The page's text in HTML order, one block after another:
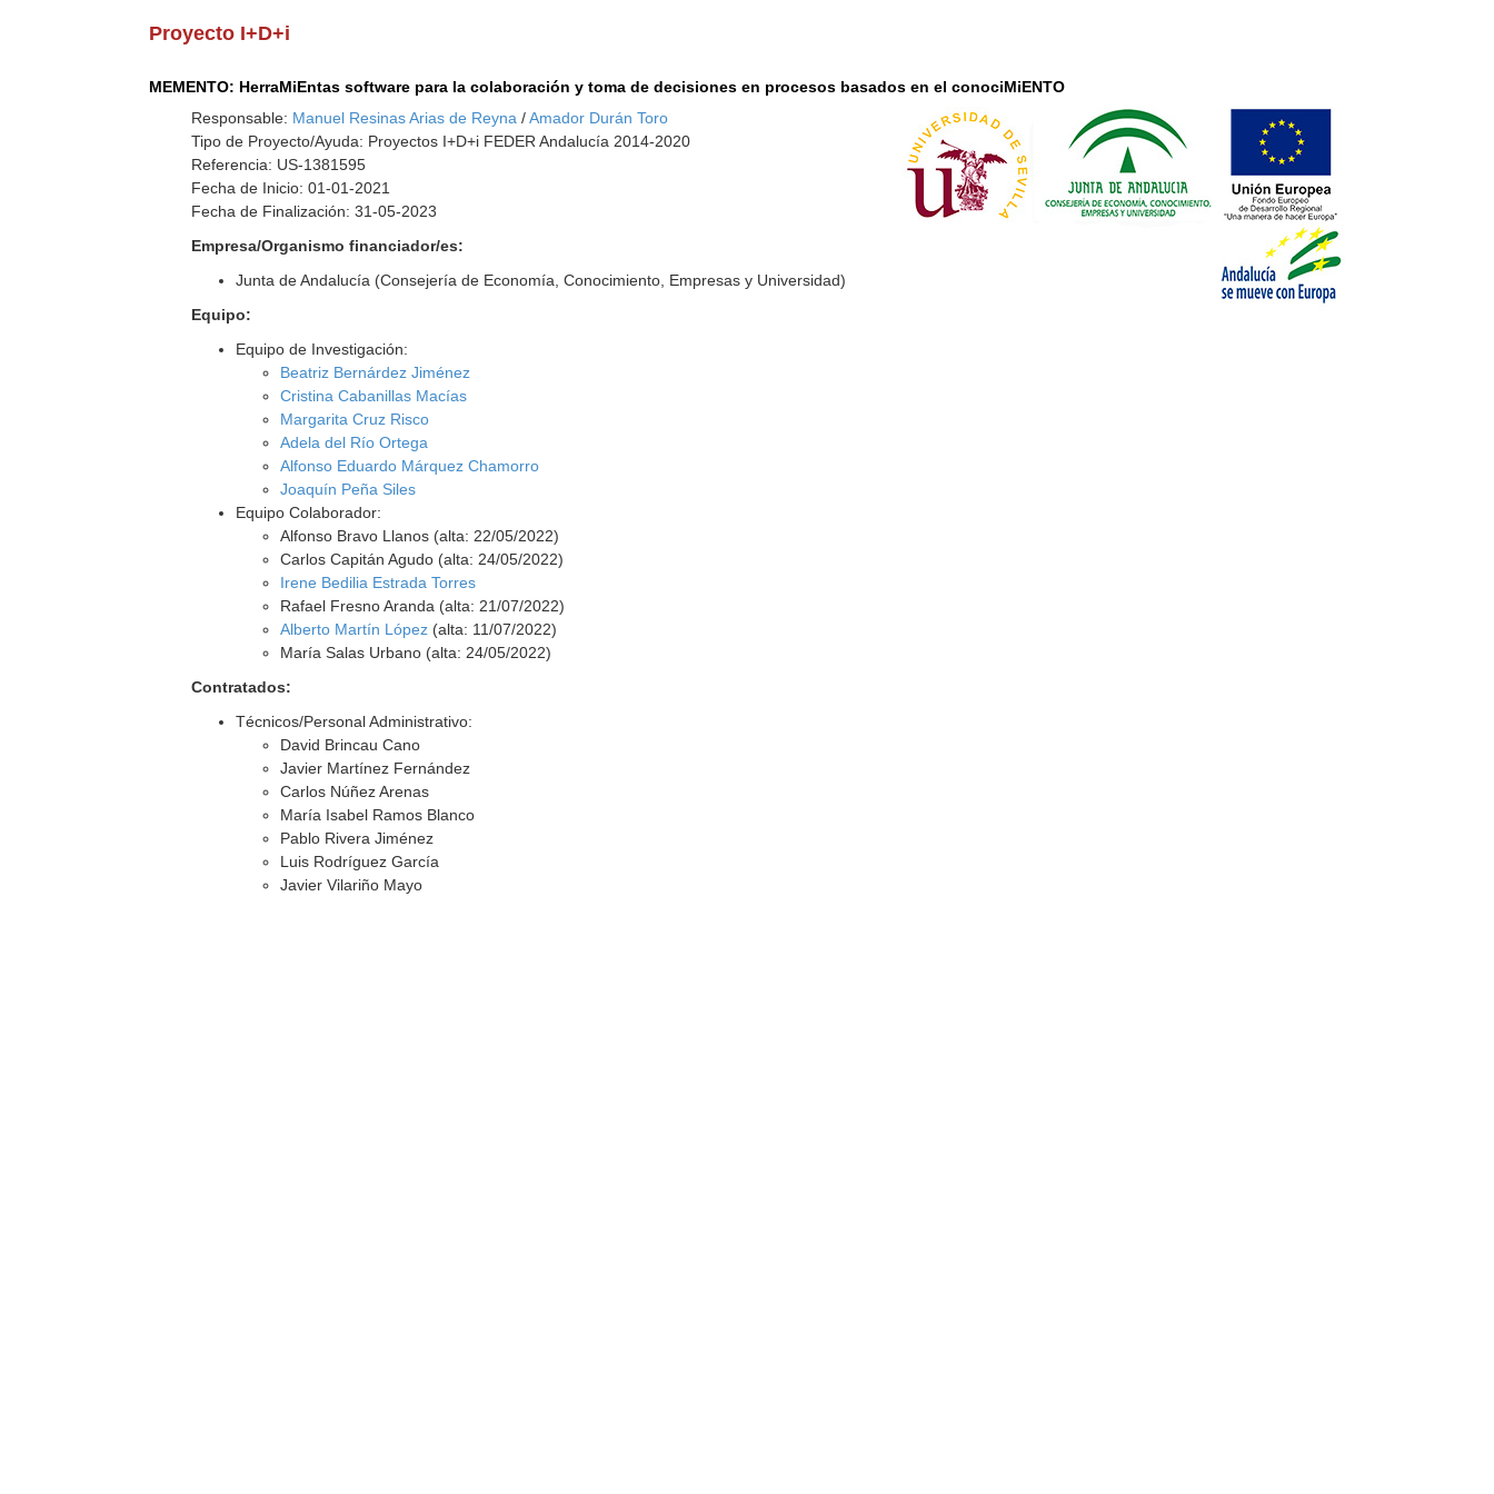
Proyecto I+D+i
MEMENTO: HerraMiEntas software para la colaboración y toma de decisiones en procesos basados en el conociMiENTO
Responsable: Manuel Resinas Arias de Reyna /Amador Durán Toro
Tipo de Proyecto/Ayuda: Proyectos I+D+i FEDER Andalucía 2014-2020
Referencia: US-1381595
Fecha de Inicio: 01-01-2021
Fecha de Finalización: 31-05-2023
Empresa/Organismo financiador/es:
Junta de Andalucía (Consejería de Economía, Conocimiento, Empresas y Universidad)
Equipo:
Equipo de Investigación:
Beatriz Bernárdez Jiménez
Cristina Cabanillas Macías
Margarita Cruz Risco
Adela del Río Ortega
Alfonso Eduardo Márquez Chamorro
Joaquín Peña Siles
Equipo Colaborador:
Alfonso Bravo Llanos (alta: 22/05/2022)
Carlos Capitán Agudo (alta: 24/05/2022)
Irene Bedilia Estrada Torres
Rafael Fresno Aranda (alta: 21/07/2022)
Alberto Martín López (alta: 11/07/2022)
María Salas Urbano (alta: 24/05/2022)
Contratados:
Técnicos/Personal Administrativo:
David Brincau Cano
Javier Martínez Fernández
Carlos Núñez Arenas
María Isabel Ramos Blanco
Pablo Rivera Jiménez
Luis Rodríguez García
Javier Vilariño Mayo